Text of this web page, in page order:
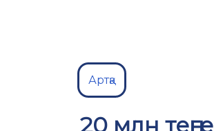
Артқа
20 млн теңге